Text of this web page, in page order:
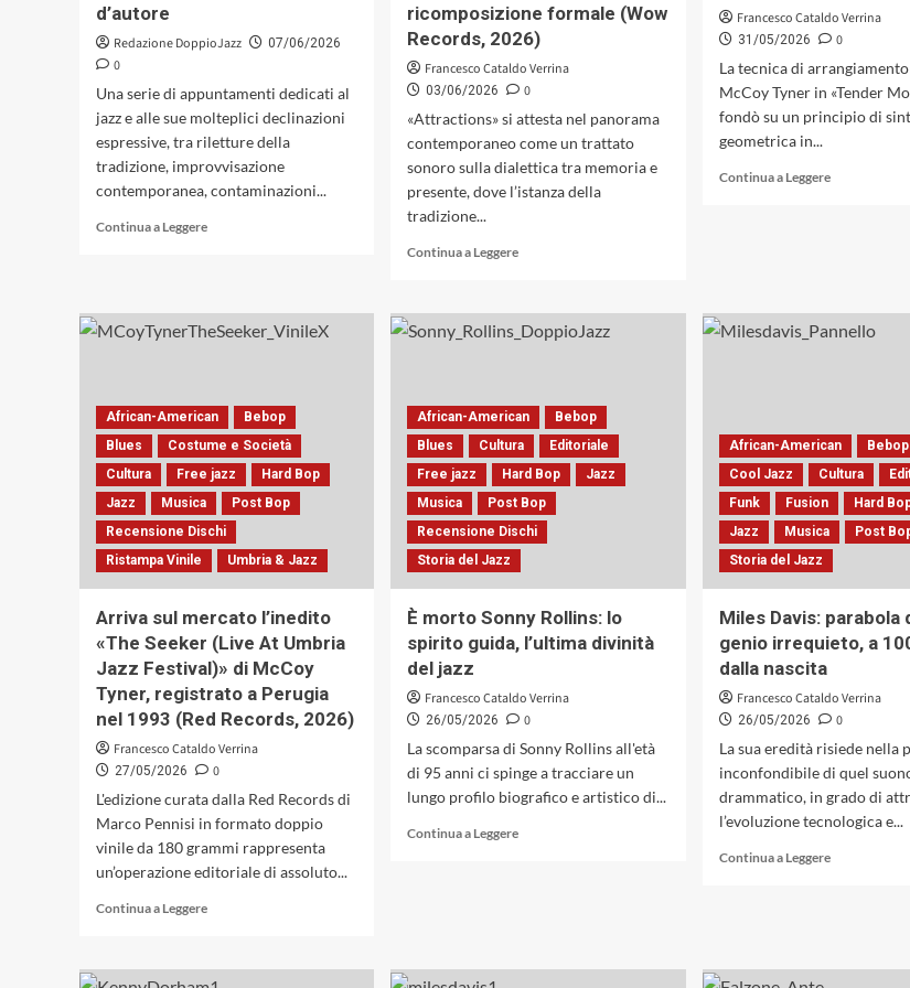
anni
d’autore
Redazione DoppioJazz 07/06/2026
0
Una serie di appuntamenti dedicati al
jazz e alle sue molteplici declinazioni
espressive, tra riletture della
tradizione, improvvisazione
contemporanea, contaminazioni...
Continua a LeggereLeggi
Nights,
all’11
luglio,
a
Ponte
San
Giovanni-
Perugia,
gastronomia
d’autore
ricomposizione formale (Wow
Records, 2026)
Francesco Cataldo Verrina
03/06/2026
0
«Attractions» si attesta nel panorama
contemporaneo come un trattato
sonoro sulla dialettica tra memoria e
presente, dove l’istanza della
tradizione...
Continua a LeggereLeggi
su
«Attractions»
oltre
la
filologia
jazzistica,
l’interplay
speculativo
e
(Wow
Records,
Francesco Cataldo Verrina
31/05/2026
0
La tecnica di
McCoy Tyner in «Tender
fondò su un principio di
geometrica in...
Continua a LeggereLeggi
Tyner:
nonetto
di
straordinaria
coesione
(Blue
Note,
1968)
African-American
Bebop
Blues
Costume e Società
Cultura
Free jazz
Hard Bop
Jazz
Musica
Post Bop
Recensione Dischi
Ristampa Vinile
Umbria & Jazz
Arriva sul mercato l’inedito
«The Seeker (Live At Umbria
Jazz Festival)» di McCoy
Tyner, registrato a Perugia
nel 1993 (Red Records, 2026)
Francesco Cataldo Verrina
27/05/2026
0
L'edizione curata dalla Red Records di
Marco Pennisi in formato doppio
vinile da 180 grammi rappresenta
un’operazione editoriale di assoluto...
Continua a LeggereLeggi
su
African-American
Bebop
Blues
Cultura
Editoriale
Free jazz
Hard Bop
Jazz
Musica
Post Bop
Recensione Dischi
Storia del Jazz
È morto Sonny Rollins: lo
spirito guida, l’ultima divinità
del jazz
Francesco Cataldo Verrina
26/05/2026
0
La scomparsa di Sonny Rollins all'età
di 95 anni ci spinge a tracciare un
lungo profilo biografico e artistico di...
Continua a LeggereLeggi
African-American
Bebop
Cool Jazz
Cultura
Funk
Fusion
Hard
Jazz
Musica
Post
Storia del Jazz
Miles Davis: parabola
genio irrequieto, a
dalla nascita
Francesco Cataldo Verrina
26/05/2026
0
La sua eredità risiede nella
inconfondibile di quel
drammatico, in grado di
l’evoluzione tecnologica e...
Continua a LeggereLeggi